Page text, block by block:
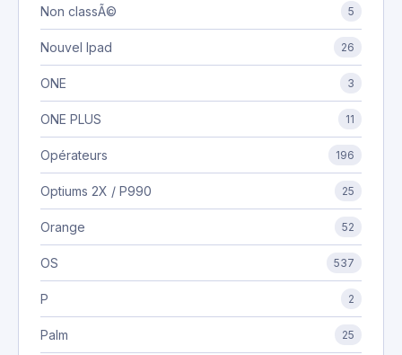
Non classÃ© 5
Nouvel Ipad 26
ONE 3
ONE PLUS 11
Opérateurs 196
Optiums 2X / P990 25
Orange 52
OS 537
P 2
Palm 25